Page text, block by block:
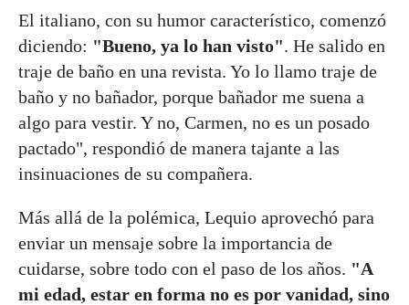
El italiano, con su humor característico, comenzó
diciendo: "Bueno, ya lo han visto". He salido en
traje de baño en una revista. Yo lo llamo traje de
baño y no bañador, porque bañador me suena a
algo para vestir. Y no, Carmen, no es un posado
pactado", respondió de manera tajante a las
insinuaciones de su compañera.
Más allá de la polémica, Lequio aprovechó para
enviar un mensaje sobre la importancia de
cuidarse, sobre todo con el paso de los años. "A
mi edad, estar en forma no es por vanidad, sino